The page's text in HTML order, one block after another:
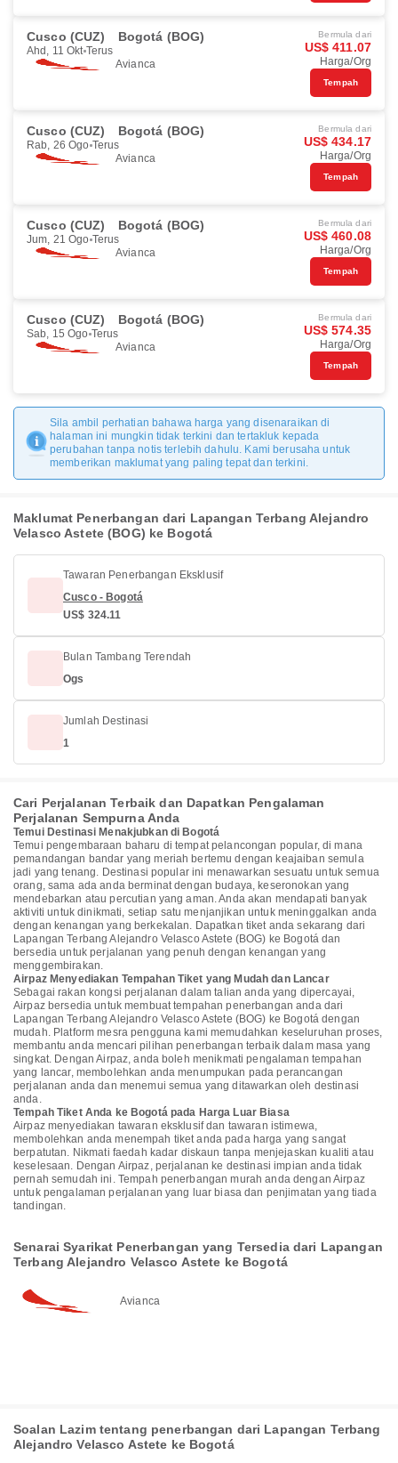
Cusco (CUZ) Bogotá (BOG)
Ahd, 11 Okt Terus
Avianca
Bermula dari
US$ 411.07
Harga/Org
Tempah
Cusco (CUZ) Bogotá (BOG)
Rab, 26 Ogo Terus
Avianca
Bermula dari
US$ 434.17
Harga/Org
Tempah
Cusco (CUZ) Bogotá (BOG)
Jum, 21 Ogo Terus
Avianca
Bermula dari
US$ 460.08
Harga/Org
Tempah
Cusco (CUZ) Bogotá (BOG)
Sab, 15 Ogo Terus
Avianca
Bermula dari
US$ 574.35
Harga/Org
Tempah
Sila ambil perhatian bahawa harga yang disenaraikan di
halaman ini mungkin tidak terkini dan tertakluk kepada
perubahan tanpa notis terlebih dahulu. Kami berusaha untuk
memberikan maklumat yang paling tepat dan terkini.
Maklumat Penerbangan dari Lapangan Terbang Alejandro
Velasco Astete (BOG) ke Bogotá
Tawaran Penerbangan Eksklusif
Cusco - Bogotá
US$ 324.11
Bulan Tambang Terendah
Ogs
Jumlah Destinasi
1
Cari Perjalanan Terbaik dan Dapatkan Pengalaman
Perjalanan Sempurna Anda
Temui Destinasi Menakjubkan di Bogotá
Temui pengembaraan baharu di tempat pelancongan popular, di mana
pemandangan bandar yang meriah bertemu dengan keajaiban semula
jadi yang tenang. Destinasi popular ini menawarkan sesuatu untuk semua
orang, sama ada anda berminat dengan budaya, keseronokan yang
mendebarkan atau percutian yang aman. Anda akan mendapati banyak
aktiviti untuk dinikmati, setiap satu menjanjikan untuk meninggalkan anda
dengan kenangan yang berkekalan. Dapatkan tiket anda sekarang dari
Lapangan Terbang Alejandro Velasco Astete (BOG) ke Bogotá dan
bersedia untuk perjalanan yang penuh dengan kenangan yang
menggembirakan.
Airpaz Menyediakan Tempahan Tiket yang Mudah dan Lancar
Sebagai rakan kongsi perjalanan dalam talian anda yang dipercayai,
Airpaz bersedia untuk membuat tempahan penerbangan anda dari
Lapangan Terbang Alejandro Velasco Astete (BOG) ke Bogotá dengan
mudah. Platform mesra pengguna kami memudahkan keseluruhan proses,
membantu anda mencari pilihan penerbangan terbaik dalam masa yang
singkat. Dengan Airpaz, anda boleh menikmati pengalaman tempahan
yang lancar, membolehkan anda menumpukan pada perancangan
perjalanan anda dan menemui semua yang ditawarkan oleh destinasi
anda.
Tempah Tiket Anda ke Bogotá pada Harga Luar Biasa
Airpaz menyediakan tawaran eksklusif dan tawaran istimewa,
membolehkan anda menempah tiket anda pada harga yang sangat
berpatutan. Nikmati faedah kadar diskaun tanpa menjejaskan kualiti atau
keselesaan. Dengan Airpaz, perjalanan ke destinasi impian anda tidak
pernah semudah ini. Tempah penerbangan murah anda dengan Airpaz
untuk pengalaman perjalanan yang luar biasa dan penjimatan yang tiada
tandingan.
Senarai Syarikat Penerbangan yang Tersedia dari Lapangan
Terbang Alejandro Velasco Astete ke Bogotá
Avianca
Soalan Lazim tentang penerbangan dari Lapangan Terbang
Alejandro Velasco Astete ke Bogotá